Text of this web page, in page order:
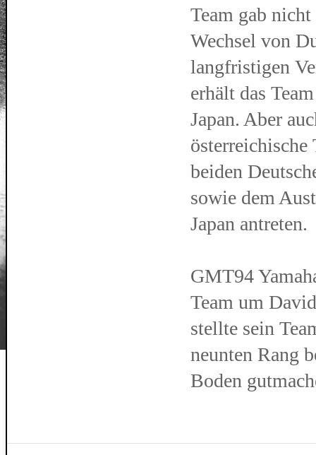
Team gab
Wechsel von
langfristigen
erhält das
Japan. Aber
beiden
sowie dem
Japan antreten.
GMT94
Team um
stellte sein
neunten Rang
Boden